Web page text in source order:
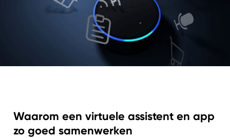
Waarom een virtuele assistent en app
zo goed samenwerken